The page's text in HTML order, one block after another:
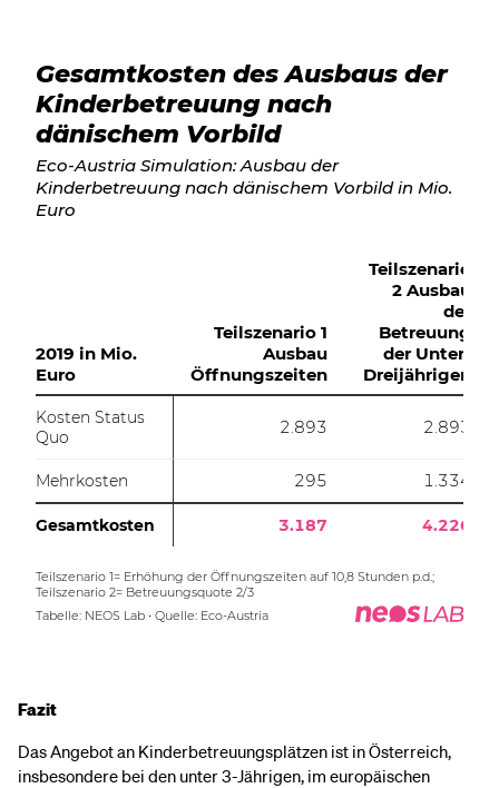
Fazit
Das Angebot an Kinderbetreuungsplätzen ist in Österreich,
insbesondere bei den unter 3-Jährigen, im europäischen